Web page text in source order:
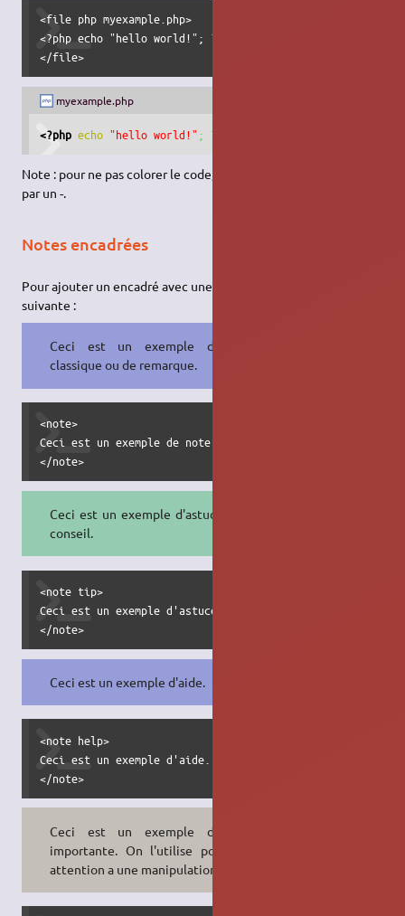
<file php myexample.php>
<?php echo "hello world!"; ?>
</file>
myexample.php
<?php echo "hello world!"; ?>
Note : pour ne pas colorer le code, remplacer le nom du langage
par un-.
Notes encadrées
Pour ajouter un encadré avec une icône, il faut suivre la syntaxe
suivante :
Ceci est un exemple de note
classique ou de remarque.
<note>
Ceci est un exemple de note classique ou de remarque.
</note>
Ceci est un exemple d'astuce ou de
conseil.
<note tip>
Ceci est un exemple d'astuce ou de conseil.
</note>
Ceci est un exemple d'aide.
<note help>
Ceci est un exemple d'aide.
</note>
Ceci est un exemple de note
importante. On l'utilise pour faire
attention a une manipulation.